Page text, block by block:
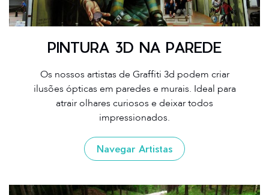
PINTURA 3D NA PAREDE
Os nossos artistas de Graffiti 3d podem criar
ilusões ópticas em paredes e murais. Ideal para
atrair olhares curiosos e deixar todos
impressionados.
Navegar Artistas